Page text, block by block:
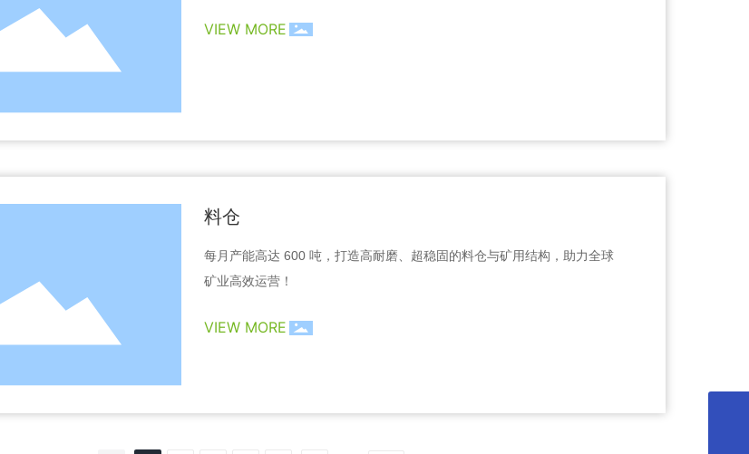
VIEW MORE
料仓
每月产能高达 600 吨，打造高耐磨、超稳固的料仓与矿用结构，助力全球
矿业高效运营！
VIEW MORE